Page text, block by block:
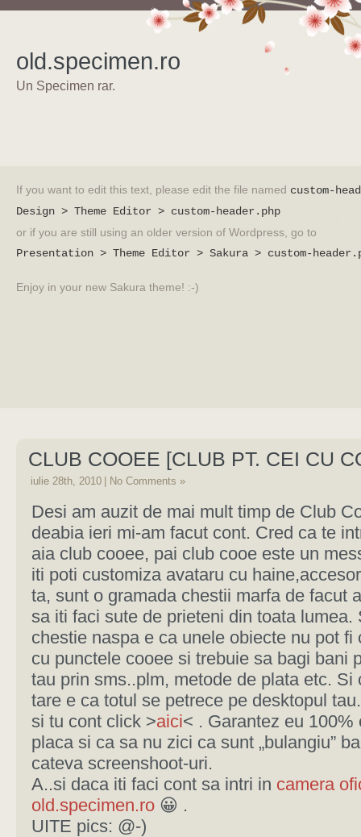
old.specimen.ro
Un Specimen rar.
If you want to edit this text, please edit the file named custom-
Design > Theme Editor > custom-header.php
or if you are still using an older version of Wordpress, go to
Presentation > Theme Editor > Sakura > custom-
Enjoy in your new Sakura theme! :-)
CLUB COOEE [CLUB PT. CEI CU
iulie 28th, 2010 No Comments »
Desi am auzit de mai mult timp de Club
deabia ieri mi-am facut cont. Cred ca te
aia club cooee, pai club cooe este un
iti poti customiza avataru cu
ta, sunt o gramada chestii marfa de facut
sa iti faci sute de prieteni din toata lumea.
chestie naspa e ca unele obiecte nu pot fi
cu punctele cooee si trebuie sa bagi bani
tau prin sms..plm, metode de plata etc. Si
tare e ca totul se petrece pe desktopul
si tu cont click >aici< . Garantez eu 100%
placa si ca sa nu zici ca sunt „bulangiu”
cateva screenshoot-uri.
A..si daca iti faci cont sa intri in camera
old.specimen.ro😀 .
UITE pics: @-)